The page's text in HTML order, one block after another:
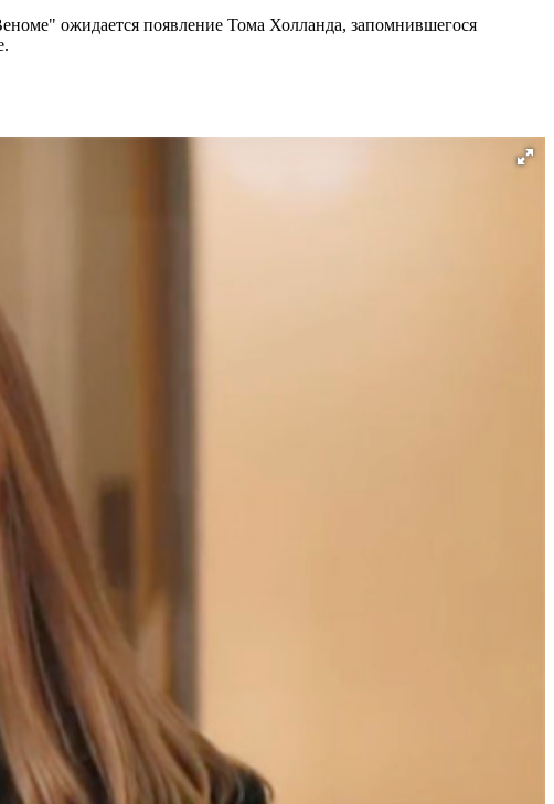
ожидается появление Тома Холланда, запомнившегося